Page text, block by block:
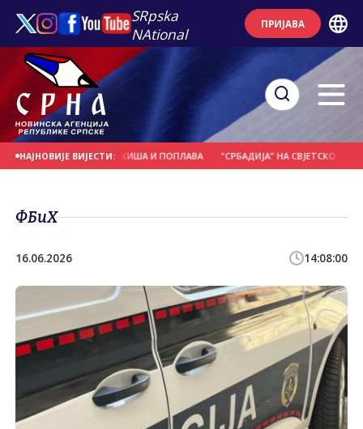
SRpska
NAtional
ПРИЈАВА
НАЈНОВИЈЕ ВИЈЕСТИ:
ЗБОГ ОБИЛНИХ КИША И ПОПЛАВА "СРБАДИЈА" НА СВЈЕТСКОЈ
ФБиХ
16.06.2026 14:08:00